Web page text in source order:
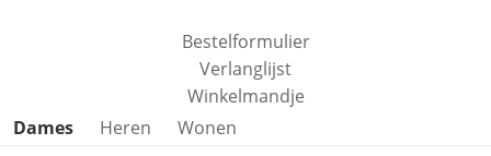
Bestelformulier
Verlanglijst
Winkelmandje
Productcategorieën overslaan
Dames Heren
Wonen